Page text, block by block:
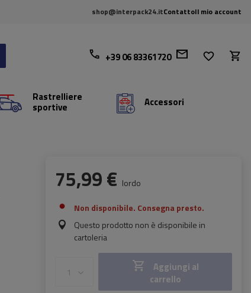
shop@interpack24.itContattoIl mio account
+39 06 83361720
Rastrelliere
sportive Accessori
75,99 € lordo
Non disponibile. Consegna presto.
Questo prodotto non è disponibile in
cartoleria
carrello